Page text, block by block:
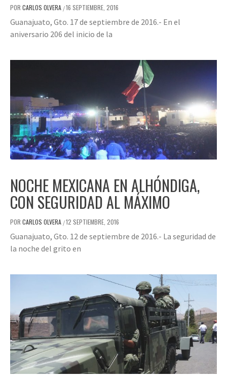
POR CARLOS OLVERA /16 SEPTIEMBRE, 2016
Guanajuato, Gto. 17 de septiembre de 2016.- En el
aniversario 206 del inicio de la
NOCHE MEXICANA EN ALHÓNDIGA,
CON SEGURIDAD AL MÁXIMO
POR CARLOS OLVERA /12 SEPTIEMBRE, 2016
Guanajuato, Gto. 12 de septiembre de 2016.- La seguridad de
la noche del grito en